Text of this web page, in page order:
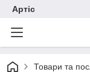
Артіс
Товари та